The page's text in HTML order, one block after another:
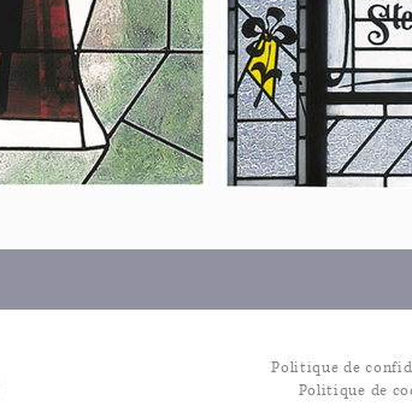
Politique de
Politique de